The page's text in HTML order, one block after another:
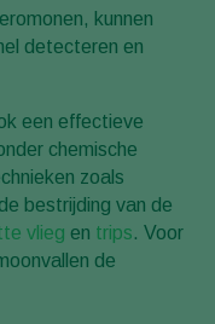
kunnen
detecteren en
een effectieve
chemische
zoals
bestrijding van de
vlieg en trips. Voor
de